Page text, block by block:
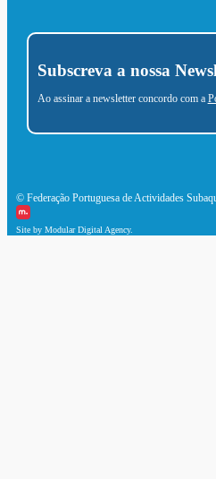
Subscreva a nossa
Ao assinar a newsletter concordo com a
© Federação Portuguesa de Actividades
Site by Modular Digital Agency.